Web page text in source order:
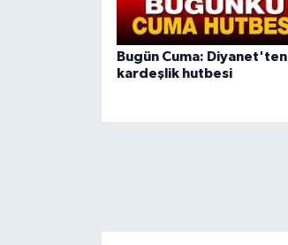
Bugün Cuma: Diyanet'ten
kardeşlik hutbesi